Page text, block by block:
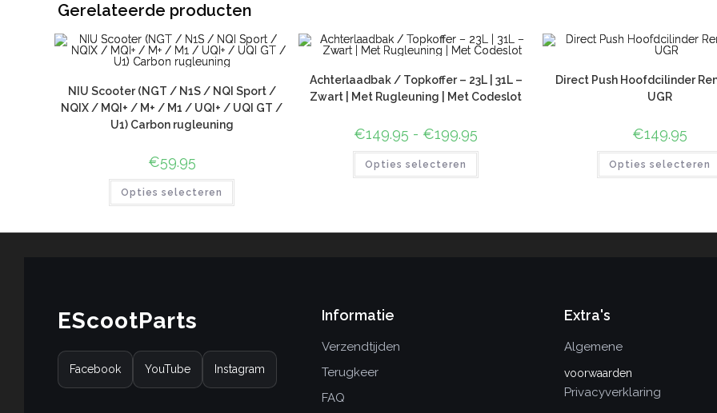
Gerelateerde producten
NIU Scooter (NGT / N1S / NQI Sport /
NQIX / MQI+ / M+ / M1 / UQI+ / UQI GT /
U1) Carbon rugleuning
€59.95
Opties selecteren
Achterlaadbak / Topkoffer – 23L | 31L –
Zwart | Met Rugleuning | Met Codeslot
€149.95 - €199.95
Opties selecteren
Direct Push Hoofdcilinder
UGR
€149.95
Opties selecteren
EScootParts
Facebook YouTube Instagram
Informatie
Verzendtijden
Terugkeer
FAQ
Extra's
Algemene
voorwaarden
Privacyverklaring